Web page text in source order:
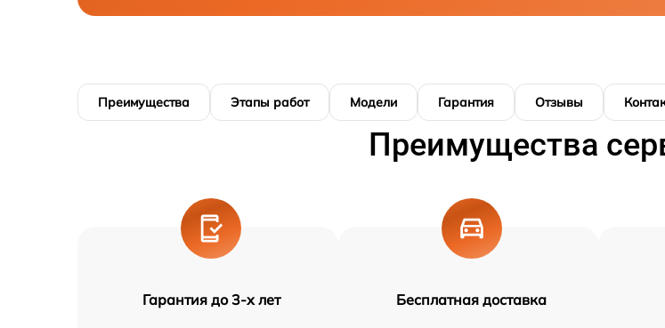
Преимущества Этапы работ Модели Гарантия Отзывы
Преимущества
Гарантия до 3-х лет Бесплатная доставка